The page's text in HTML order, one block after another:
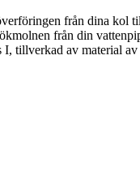
från dina kol
från din
tillverkad av material